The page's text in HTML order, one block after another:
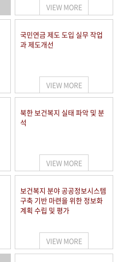
VIEW MORE
국민연금 제도 도입 실무 작업
과 제도개선
VIEW MORE
북한 보건복지 실태 파악 및 분
석
VIEW MORE
보건복지 분야 공공정보시스템
구축 기반 마련을 위한 정보화
계획 수립 및 평가
VIEW MORE